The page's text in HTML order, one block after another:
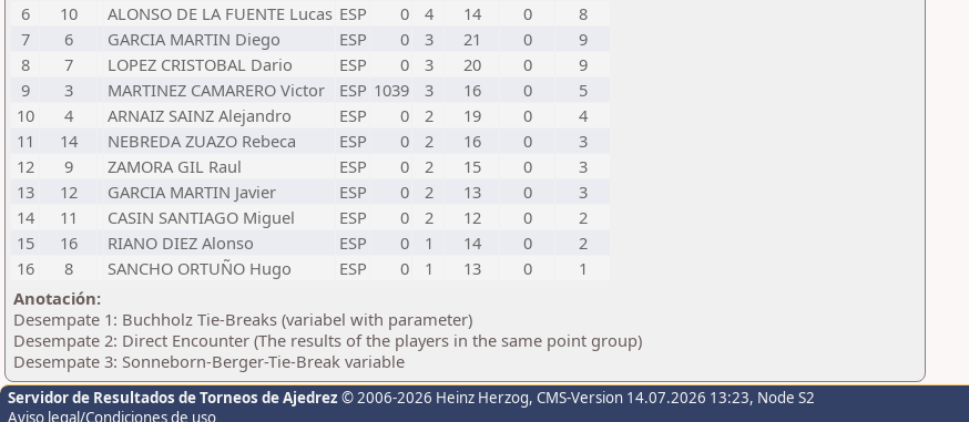
6
10 ALONSO DE LA FUENTE Lucas ESP 0 4 14 0
8
7
6 GARCIA MARTIN Diego ESP 0 3 21 0
9
8
7 LOPEZ CRISTOBAL Dario ESP 0 3 20 0
9
9
3 MARTINEZ CAMARERO Victor ESP 1039 3 16 0
5
10
4 ARNAIZ SAINZ Alejandro ESP 0 2 19 0
4
11
14 NEBREDA ZUAZO Rebeca ESP 0 2 16 0
3
12
9 ZAMORA GIL Raul ESP 0 2 15 0
3
13
12 GARCIA MARTIN Javier ESP 0 2 13 0
3
14
11 CASIN SANTIAGO Miguel ESP 0 2 12 0
2
15
16 RIANO DIEZ Alonso ESP 0 1 14 0
2
16
8 SANCHO ORTUÑO Hugo ESP 0 1 13 0
1
Anotación:
Desempate 1: Buchholz Tie-Breaks (variabel with parameter)
Desempate 2: Direct Encounter (The results of the players in the same point group)
Desempate 3: Sonneborn-Berger-Tie-Break variable
Servidor de Resultados de Torneos de Ajedrez © 2006-2026 Heinz Herzog, CMS-Version 14.07.2026 13:23, Node S2
Aviso legal/Condiciones de uso